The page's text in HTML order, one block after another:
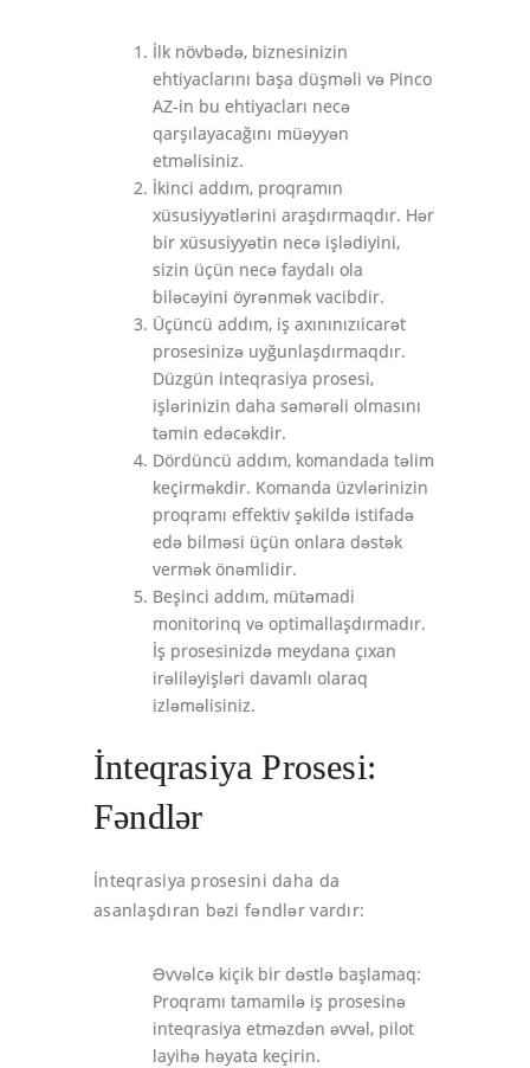
İlk növbədə, biznesinizin
ehtiyaclarını başa düşməli və Pinco
AZ-in bu ehtiyacları necə
qarşılayacağını müəyyən
etməlisiniz.
İkinci addım, proqramın
xüsusiyyətlərini araşdırmaqdır. Hər
bir xüsusiyyətin necə işlədiyini,
sizin üçün necə faydalı ola
biləcəyini öyrənmək vacibdir.
Üçüncü addım, iş axınınızıicarət
prosesinizə uyğunlaşdırmaqdır.
Düzgün inteqrasiya prosesi,
işlərinizin daha səmərəli olmasını
təmin edəcəkdir.
Dördüncü addım, komandada təlim
keçirməkdir. Komanda üzvlərinizin
proqramı effektiv şəkildə istifadə
edə bilməsi üçün onlara dəstək
vermək önəmlidir.
Beşinci addım, mütəmadi
monitorinq və optimallaşdırmadır.
İş prosesinizdə meydana çıxan
irəliləyişləri davamlı olaraq
izləməlisiniz.
İnteqrasiya Prosesi:
Fəndlər
İnteqrasiya prosesini daha da
asanlaşdıran bəzi fəndlər vardır:
Əvvəlcə kiçik bir dəstlə başlamaq:
Proqramı tamamilə iş prosesinə
inteqrasiya etməzdən əvvəl, pilot
layihə həyata keçirin.